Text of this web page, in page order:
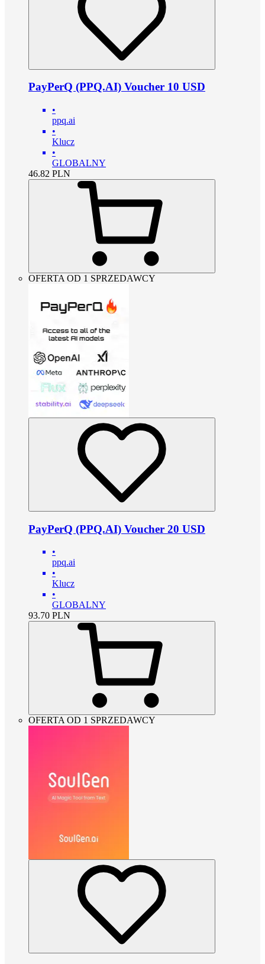
PayPerQ (PPQ.AI) Voucher 10 USD
•
ppq.ai
•
Klucz
•
GLOBALNY
46.82 PLN
OFERTA OD 1 SPRZEDAWCY
PayPerQ (PPQ.AI) Voucher 20 USD
•
ppq.ai
•
Klucz
•
GLOBALNY
93.70 PLN
OFERTA OD 1 SPRZEDAWCY